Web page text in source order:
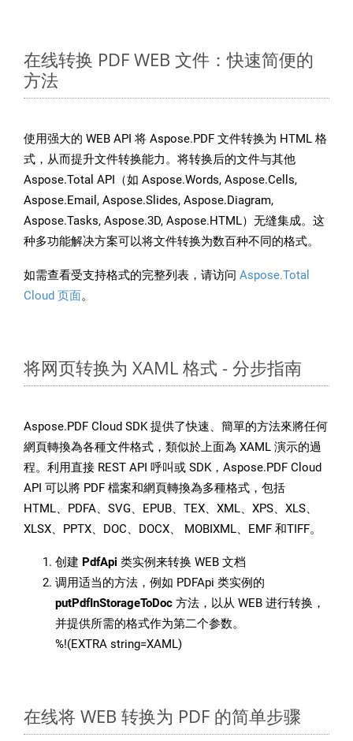
在线转换 PDF WEB 文件：快速简便的
方法
使用强大的 WEB API 将 Aspose.PDF 文件转换为 HTML 格
式，从而提升文件转换能力。将转换后的文件与其他
Aspose.Total API（如 Aspose.Words, Aspose.Cells,
Aspose.Email, Aspose.Slides, Aspose.Diagram,
Aspose.Tasks, Aspose.3D, Aspose.HTML）无缝集成。这
种多功能解决方案可以将文件转换为数百种不同的格式。
如需查看受支持格式的完整列表，请访问 Aspose.Total
Cloud 页面。
将网页转换为 XAML 格式 - 分步指南
Aspose.PDF Cloud SDK 提供了快速、簡單的方法來將任何
網頁轉換為各種文件格式，類似於上面為 XAML 演示的過
程。利用直接 REST API 呼叫或 SDK，Aspose.PDF Cloud
API 可以將 PDF 檔案和網頁轉換為多種格式，包括
HTML、PDFA、SVG、EPUB、TEX、XML、XPS、XLS、
XLSX、PPTX、DOC、DOCX、 MOBIXML、EMF 和TIFF。
创建 PdfApi 类实例来转换 WEB 文档
调用适当的方法，例如 PDFApi 类实例的
putPdfInStorageToDoc 方法，以从 WEB 进行转换，
并提供所需的格式作为第二个参数。
%!(EXTRA string=XAML)
在线将 WEB 转换为 PDF 的简单步骤